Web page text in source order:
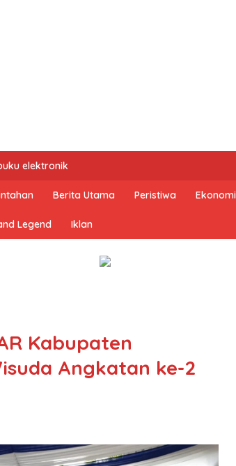
elektronik
Berita Utama Peristiwa Ekonomi
Legend Iklan
Kabupaten
Angkatan ke-2